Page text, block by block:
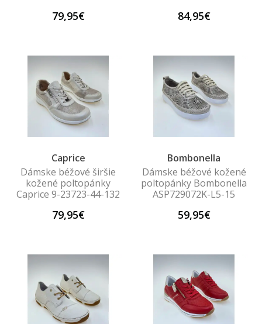
79,95€ 84,95€
Caprice
Dámske béžové širšie
kožené poltopánky
Caprice 9-23723-44-132
79,95€
Bombonella
Dámske béžové kožené
poltopánky Bombonella
ASP729072K-L5-15
59,95€